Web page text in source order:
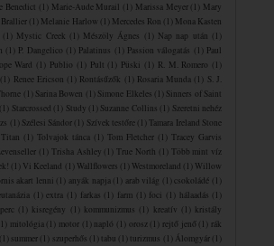
Benedict (1) Marie-Aude Murail (1) Marissa Meyer (1) Mary
(1) Melanie Harlow (1) Mercedes Ron (1) Mona Kasten
(1) Mystic Creek (1) Mészöly Ágnes (1) Nap nap után
(1)
(1) P. Dangelico (1) Palatinus (1) Passion válogatás (1) Paul
Ward (1) Publio (1) Pult (1) Püski (1) R. M. Romero
(1)
(1) Renee Ericson (1) Rontásűzők (1) Rosaria Munda (1) S. J.
(1) Sarina Bowen (1) Simone Elkeles (1) Sinners of Saint
(1) Starcrossed (1) Study (1) Suzanne Collins (1) Szeretni nehéz
(1) Szélesi Sándor (1) Szívek testőre (1)Tamara Ireland Stone
Titan (1) Tolvajok ​tánca (1) Tom Fletcher (1) Tracey Garvis
(1) Trisha Ashley (1) True North (1) Több mint víz
(1) Vi Keeland (1) Wallflowers (1) Westmoreland (1) Willow
akart lenni (1) anyák napja (1) arab világ (1)csokoládé
(1)
(1) extra (1) farkas (1) farm (1) foci (1) hálaadás
(1)
(1) kisregény (1) kommunizmus (1) kreatív (1) kristály
(1) mitológia (1) motor (1) napló (1) orosz (1) rejtő jenő (1) rák
(1) summer (1) szuperhős (1) tabu (1) turizmus (1) Álomgyár (1)